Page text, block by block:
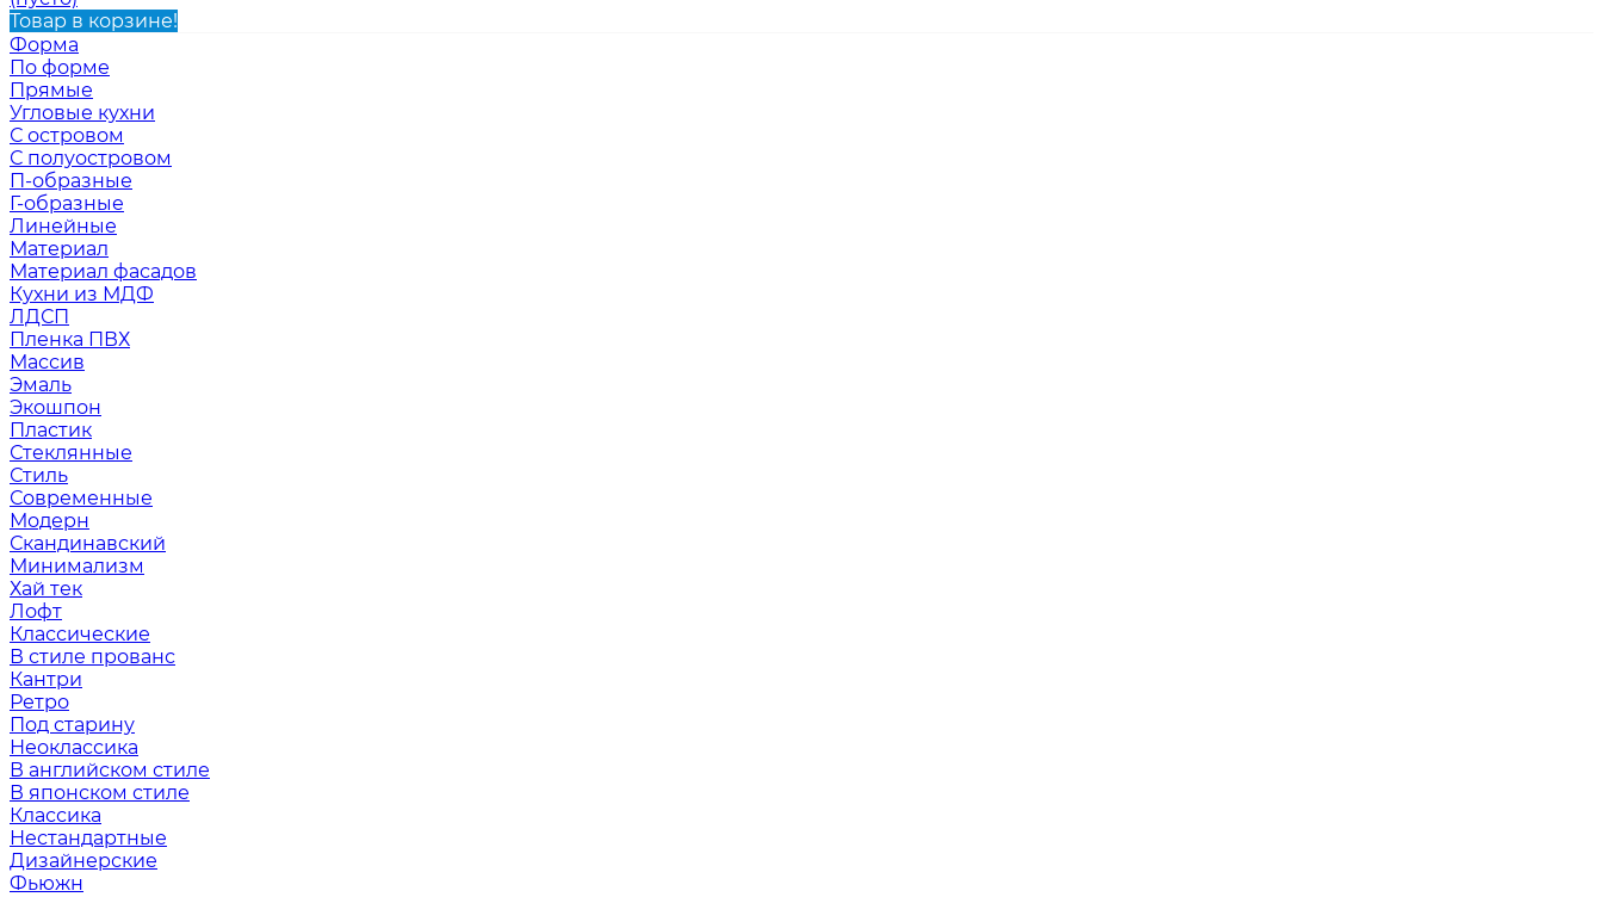
Товар в корзине!
Форма
По форме
Прямые
Угловые кухни
С островом
С полуостровом
П-образные
Г-образные
Линейные
Материал
Материал фасадов
Кухни из МДФ
ЛДСП
Пленка ПВХ
Массив
Эмаль
Экошпон
Пластик
Стеклянные
Стиль
Современные
Модерн
Скандинавский
Минимализм
Хай тек
Лофт
Классические
В стиле прованс
Кантри
Ретро
Под старину
Неоклассика
В английском стиле
В японском стиле
Классика
Нестандартные
Дизайнерские
Фьюжн